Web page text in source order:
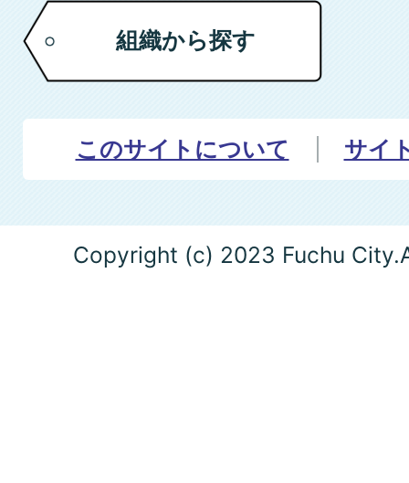
組織から探す
このサイトについて サイ
Copyright (c) 2023 Fuchu